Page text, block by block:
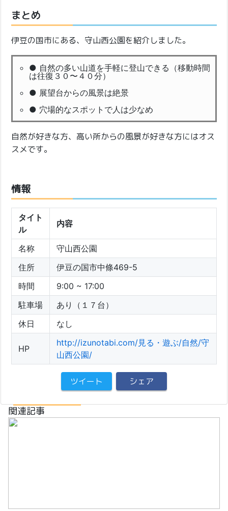
まとめ
伊豆の国市にある、守山西公園を紹介しました。
● 自然の多い山道を手軽に登山できる（移動時間
は往復３０〜４０分）
● 展望台からの風景は絶景
● 穴場的なスポットで人は少なめ
自然が好きな方、高い所からの風景が好きな方にはオス
スメです。
情報
タイト
ル
内容
名称
守山西公園
住所
伊豆の国市中條469-5
時間
9:00 ~ 17:00
駐車場
あり（１７台）
休日
なし
HP
http://izunotabi.com/見る・遊ぶ/自然/守
山西公園/
ツイート シェア
関連記事